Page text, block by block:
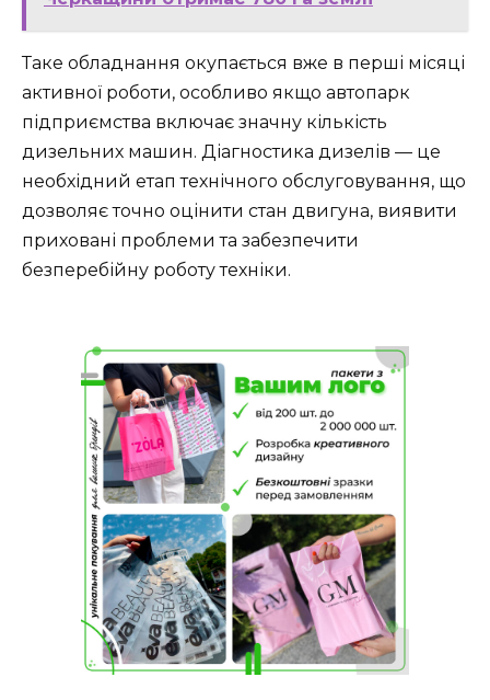
Таке обладнання окупається вже в перші місяці
активної роботи, особливо якщо автопарк
підприємства включає значну кількість
дизельних машин. Діагностика дизелів — це
необхідний етап технічного обслуговування, що
дозволяє точно оцінити стан двигуна, виявити
приховані проблеми та забезпечити
безперебійну роботу техніки.